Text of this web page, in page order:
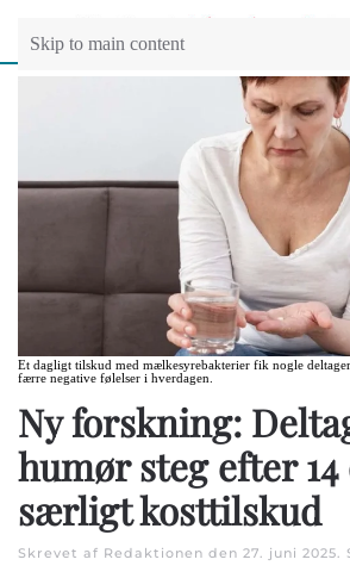
Skip to main content
Et dagligt tilskud med mælkesyrebakterier fik nogle
færre negative følelser i hverdagen.
Ny forskning:
humør steg efter 14
særligt kosttilskud
Skrevet af Redaktionen den 27. juni 2025.